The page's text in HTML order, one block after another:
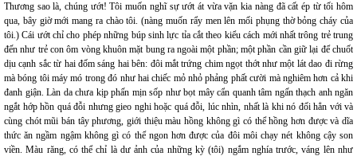
Thương sao là, chúng ướt! Tôi muốn nghĩ sự ướt át vừa vặn kia nàng đã cất ép từ tối hôm
qua, bây giờ mới mang ra chào tôi. (nàng muốn rẩy men lên mối phụng thờ bỏng cháy của
tôi.) Cái ướt chỉ cho phép những búp sinh lực tỉa cắt theo kiểu cách mới nhất trông trẻ trung
đến như trẻ con ôm vòng khuôn mặt bung ra ngoài một phần; một phần cần giữ lại để chuốt
dịu cạnh sắc từ hai đốm sáng hai bên: đôi mắt trứng chim ngọt thớt như một lát dao đi rừng
mà bóng tôi máy mó trong đó như hai chiếc mỏ nhỏ phảng phất cười mà nghiêm hơn cả khi
đanh giận. Làn da chưa kịp phấn mịn sốp như bọt mây cẩn quanh tâm ngấn thạch anh ngăn
ngắt hớp hồn quá đỗi nhưng gieo nghi hoặc quá đỗi, lúc nhìn, nhất là khi nó đối hẳn với và
cùng chót mũi bán tây phương, giới thiệu màu hồng không gì có thể hồng hơn được và dĩa
thức ăn ngầm ngậm không gì có thể ngon hơn được của đôi môi chạy nét không cậy son
viền. Màu răng, có thể chỉ là dư ảnh của những kỳ (tôi) ngắm nghía trước, váng lên như